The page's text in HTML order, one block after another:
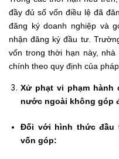
đầy đủ số vốn điều lệ đã
đăng ký doanh nghiệp và
nhận đăng ký đầu tư.
vốn trong thời hạn này,
chính theo quy định của
Xử phạt vi phạm
nước ngoài không góp
Đối với hình thức đầu
vốn góp: